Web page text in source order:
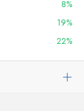
8%
19%
22%